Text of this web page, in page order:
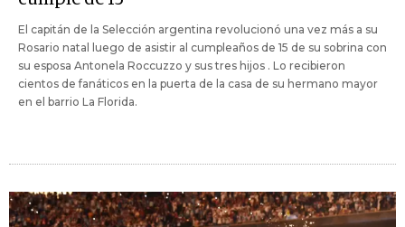
El capitán de la Selección argentina revolucionó una vez más a su
Rosario natal luego de asistir al cumpleaños de 15 de su sobrina con
su esposa Antonela Roccuzzo y sus tres hijos . Lo recibieron
cientos de fanáticos en la puerta de la casa de su hermano mayor
en el barrio La Florida.